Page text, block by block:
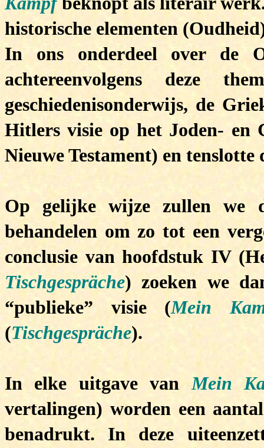
historische elementen
In ons onderdeel over de
achtereenvolgens deze
geschiedenisonderwijs, de
Hitlers visie op het Joden- en
Nieuwe Testament) en tenslotte
Op gelijke wijze zullen
behandelen om zo tot een
conclusie van hoofdstuk IV
Tischgespräche) zoeken we
“publieke” visie (Mein
(Tischgespräche).
In elke uitgave van Mein
vertalingen) worden een
benadrukt. In deze